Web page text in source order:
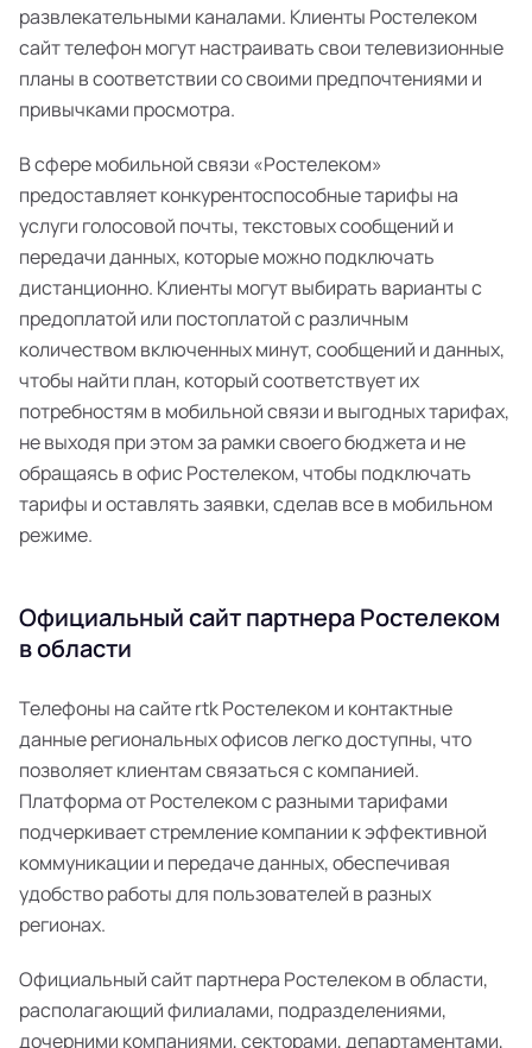
развлекательными каналами. Клиенты Ростелеком
сайт телефон могут настраивать свои телевизионные
планы в соответствии со своими предпочтениями и
привычками просмотра.
В сфере мобильной связи «Ростелеком»
предоставляет конкурентоспособные тарифы на
услуги голосовой почты, текстовых сообщений и
передачи данных, которые можно подключать
дистанционно. Клиенты могут выбирать варианты с
предоплатой или постоплатой с различным
количеством включенных минут, сообщений и данных,
чтобы найти план, который соответствует их
потребностям в мобильной связи и выгодных тарифах,
не выходя при этом за рамки своего бюджета и не
обращаясь в офис Ростелеком, чтобы подключать
тарифы и оставлять заявки, сделав все в мобильном
режиме.
Официальный сайт партнера Ростелеком
в области
Телефоны на сайте rtk Ростелеком и контактные
данные региональных офисов легко доступны, что
позволяет клиентам связаться с компанией.
Платформа от Ростелеком с разными тарифами
подчеркивает стремление компании к эффективной
коммуникации и передаче данных, обеспечивая
удобство работы для пользователей в разных
регионах.
Официальный сайт партнера Ростелеком в области,
располагающий филиалами, подразделениями,
дочерними компаниями, секторами, департаментами,